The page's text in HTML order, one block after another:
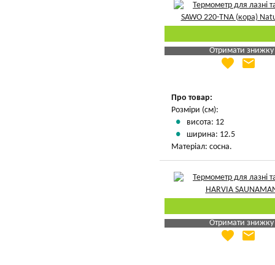
Отримати знижку
Яка Ваша ціна
favorite email
Про товар:
Розміри (см):
висота: 12
ширина: 12.5
Матеріал: сосна.
Отримати знижку
Яка Ваша ціна
favorite email